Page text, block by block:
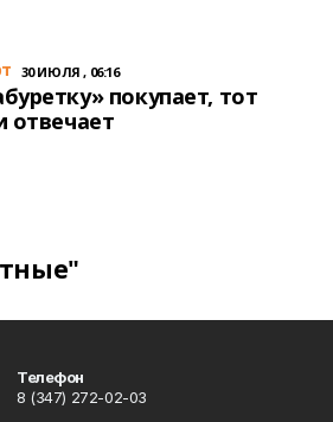
30 ИЮЛЯ , 06:16
покупает, тот
отвечает
Телефон
8 (347) 272-02-03